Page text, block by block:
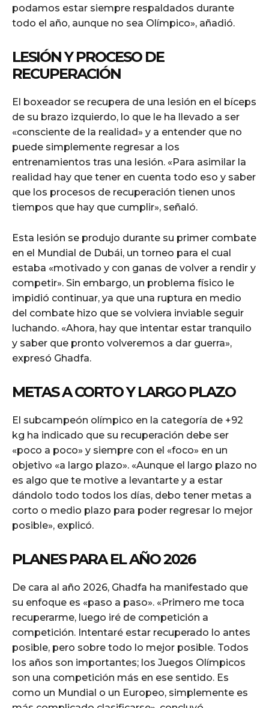
podamos estar siempre respaldados durante
todo el año, aunque no sea Olímpico», añadió.
LESIÓN Y PROCESO DE
RECUPERACIÓN
El boxeador se recupera de una lesión en el bíceps
de su brazo izquierdo, lo que le ha llevado a ser
«consciente de la realidad» y a entender que no
puede simplemente regresar a los
entrenamientos tras una lesión. «Para asimilar la
realidad hay que tener en cuenta todo eso y saber
que los procesos de recuperación tienen unos
tiempos que hay que cumplir», señaló.
Esta lesión se produjo durante su primer combate
en el Mundial de Dubái, un torneo para el cual
estaba «motivado y con ganas de volver a rendir y
competir». Sin embargo, un problema físico le
impidió continuar, ya que una ruptura en medio
del combate hizo que se volviera inviable seguir
luchando. «Ahora, hay que intentar estar tranquilo
y saber que pronto volveremos a dar guerra»,
expresó Ghadfa.
METAS A CORTO Y LARGO PLAZO
El subcampeón olímpico en la categoría de +92
kg ha indicado que su recuperación debe ser
«poco a poco» y siempre con el «foco» en un
objetivo «a largo plazo». «Aunque el largo plazo no
es algo que te motive a levantarte y a estar
dándolo todo todos los días, debo tener metas a
corto o medio plazo para poder regresar lo mejor
posible», explicó.
PLANES PARA EL AÑO 2026
De cara al año 2026, Ghadfa ha manifestado que
su enfoque es «paso a paso». «Primero me toca
recuperarme, luego iré de competición a
competición. Intentaré estar recuperado lo antes
posible, pero sobre todo lo mejor posible. Todos
los años son importantes; los Juegos Olímpicos
son una competición más en ese sentido. Es
como un Mundial o un Europeo, simplemente es